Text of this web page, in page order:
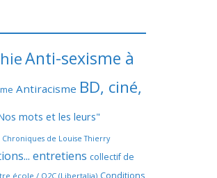
Anti-sexisme à
Antiracisme BD, ciné,
mots et les leurs"
Chroniques de Louise Thierry
entretiens collectif de
école / Q2C (Libertalia) Conditions